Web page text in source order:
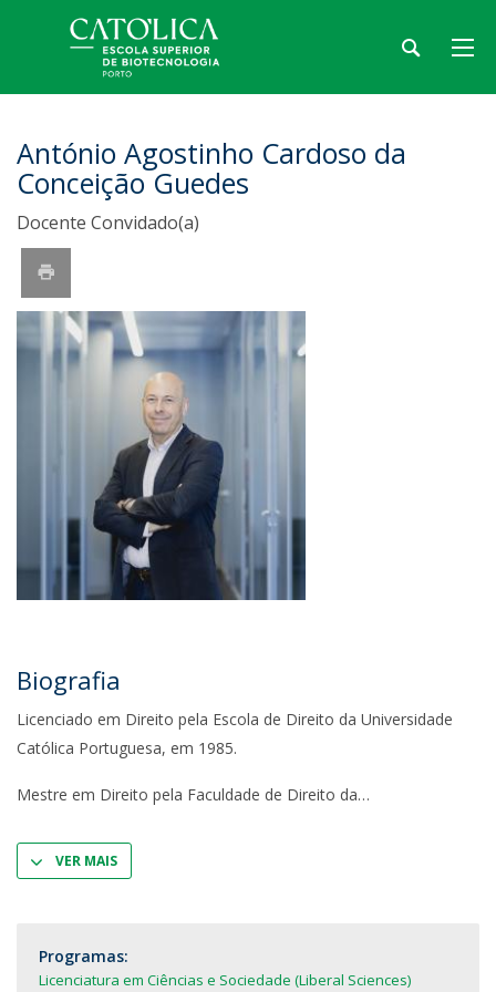
António Agostinho Cardoso da
Conceição Guedes
Docente Convidado(a)
Biografia
Licenciado em Direito pela Escola de Direito da Universidade
Católica Portuguesa, em 1985.
Mestre em Direito pela Faculdade de Direito da
VER MAIS
Programas:
Licenciatura em Ciências e Sociedade (Liberal Sciences)